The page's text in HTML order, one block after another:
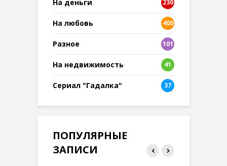
На деньги 230
На любовь 400
Разное
101
8
На недвижимость 41
Сериал "Гадалка" 37
ПОПУЛЯРНЫЕ
ЗАПИСИ